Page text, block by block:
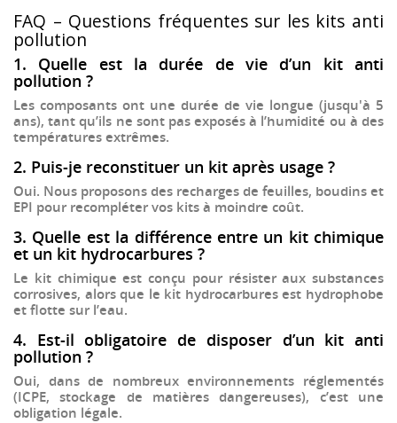
FAQ – Questions fréquentes sur les kits anti
pollution
1. Quelle est la durée de vie d’un kit anti
pollution ?
Les composants ont une durée de vie longue (jusqu'à 5
ans), tant qu’ils ne sont pas exposés à l’humidité ou à des
températures extrêmes.
2. Puis-je reconstituer un kit après usage ?
Oui. Nous proposons des recharges de feuilles, boudins et
EPI pour recompléter vos kits à moindre coût.
3. Quelle est la différence entre un kit chimique
et un kit hydrocarbures ?
Le kit chimique est conçu pour résister aux substances
corrosives, alors que le kit hydrocarbures est hydrophobe
et flotte sur l’eau.
4. Est-il obligatoire de disposer d’un kit anti
pollution ?
Oui, dans de nombreux environnements réglementés
(ICPE, stockage de matières dangereuses), c’est une
obligation légale.